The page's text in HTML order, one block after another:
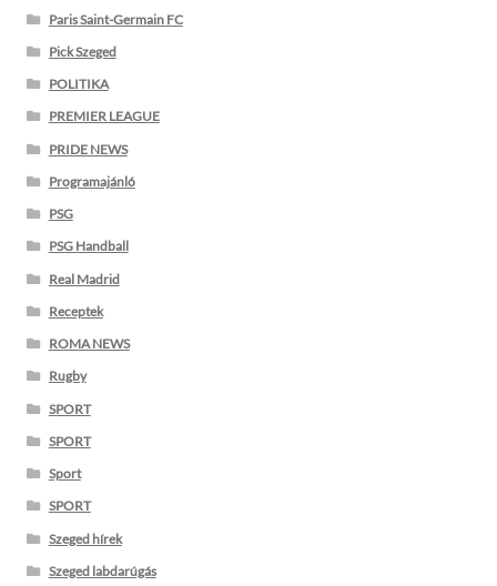
Paris Saint-Germain FC
Pick Szeged
POLITIKA
PREMIER LEAGUE
PRIDE NEWS
Programajánló
PSG
PSG Handball
Real Madrid
Receptek
ROMA NEWS
Rugby
SPORT
SPORT
Sport
SPORT
Szeged hírek
Szeged labdarúgás